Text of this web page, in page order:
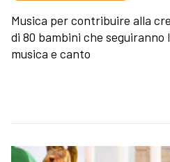
Musica per contribuire alla
di 80 bambini che
musica e canto